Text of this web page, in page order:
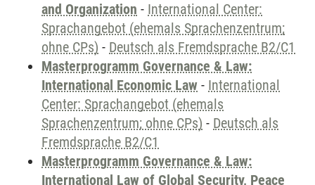
and Organization - International Center:
Sprachangebot (ehemals Sprachenzentrum;
ohne CPs) - Deutsch als Fremdsprache B2/C1
Masterprogramm Governance & Law:
International Economic Law - International
Center: Sprachangebot (ehemals
Sprachenzentrum; ohne CPs) - Deutsch als
Fremdsprache B2/C1
Masterprogramm Governance & Law:
International Law of Global Security, Peace